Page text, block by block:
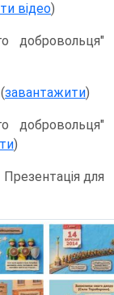
відео)
добровольця"
завантажити)
добровольця"
)
для